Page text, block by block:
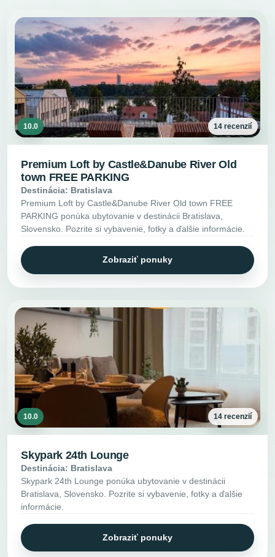
10.0 14 recenzií
Premium Loft by Castle&Danube River Old
town FREE PARKING
Destinácia: Bratislava
Premium Loft by Castle&Danube River Old town FREE
PARKING ponúka ubytovanie v destinácii Bratislava,
Slovensko. Pozrite si vybavenie, fotky a ďalšie informácie.
Zobraziť ponuky
10.0 14 recenzií
Skypark 24th Lounge
Destinácia: Bratislava
Skypark 24th Lounge ponúka ubytovanie v destinácii
Bratislava, Slovensko. Pozrite si vybavenie, fotky a ďalšie
informácie.
Zobraziť ponuky